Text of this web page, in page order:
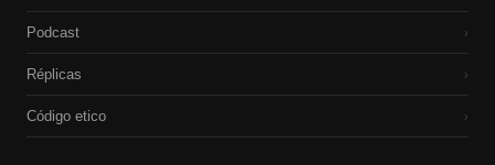
Podcast ›
Réplicas ›
Código etico ›